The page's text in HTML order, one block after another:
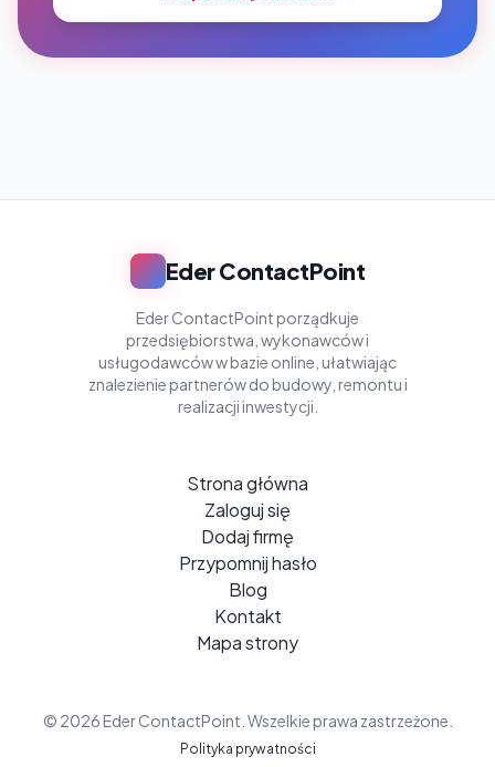
Eder ContactPoint
Eder ContactPoint porządkuje
przedsiębiorstwa, wykonawców i
usługodawców w bazie online, ułatwiając
znalezienie partnerów do budowy, remontu i
realizacji inwestycji.
Strona główna
Zaloguj się
Dodaj firmę
Przypomnij hasło
Blog
Kontakt
Mapa strony
© 2026 Eder ContactPoint. Wszelkie prawa zastrzeżone.
Polityka prywatności